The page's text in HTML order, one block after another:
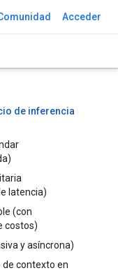
Acceder
de inferencia
latencia)
(con
costos)
y asíncrona)
contexto en